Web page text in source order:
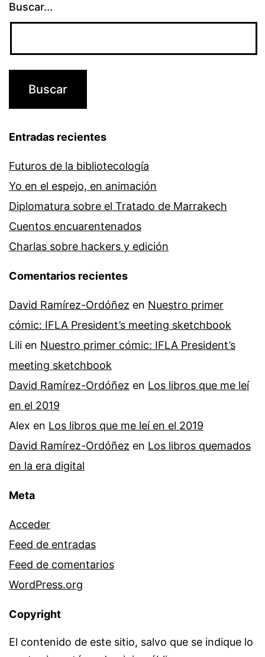
Buscar...
Entradas recientes
Futuros de la bibliotecología
Yo en el espejo, en animación
Diplomatura sobre el Tratado de Marrakech
Cuentos encuarentenados
Charlas sobre hackers y edición
Comentarios recientes
David Ramírez-Ordóñez en Nuestro primer
cómic: IFLA President’s meeting sketchbook
Lili en Nuestro primer cómic: IFLA President’s
meeting sketchbook
David Ramírez-Ordóñez en Los libros que me leí
en el 2019
Alex en Los libros que me leí en el 2019
David Ramírez-Ordóñez en Los libros quemados
en la era digital
Meta
Acceder
Feed de entradas
Feed de comentarios
WordPress.org
Copyright
El contenido de este sitio, salvo que se indique lo